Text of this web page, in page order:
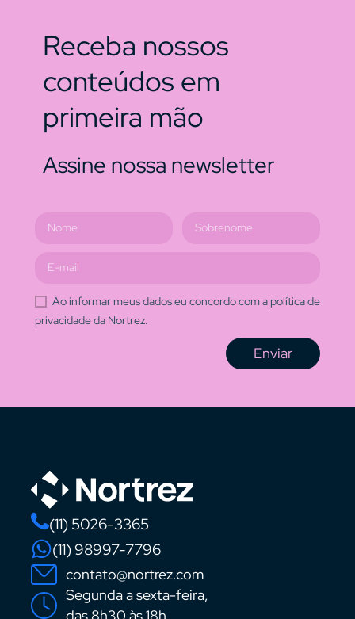
Receba nossos
conteúdos em
primeira mão
Assine nossa newsletter
Ao informar meus dados eu concordo com a política de
privacidade da Nortrez.
Enviar
(11) 5026-3365
(11) 98997-7796
contato@nortrez.com
Segunda a sexta-feira,
das 8h30 às 18h